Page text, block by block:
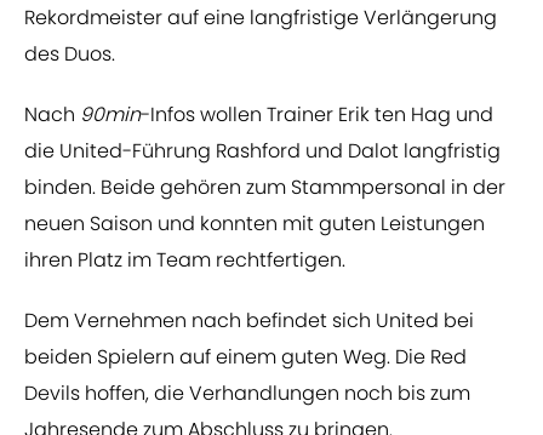
Rekordmeister auf eine langfristige Verlängerung
des Duos.
Nach 90min-Infos wollen Trainer Erik ten Hag und
die United-Führung Rashford und Dalot langfristig
binden. Beide gehören zum Stammpersonal in der
neuen Saison und konnten mit guten Leistungen
ihren Platz im Team rechtfertigen.
Dem Vernehmen nach befindet sich United bei
beiden Spielern auf einem guten Weg. Die Red
Devils hoffen, die Verhandlungen noch bis zum